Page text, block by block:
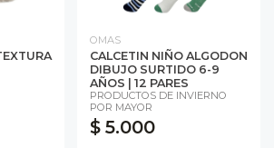
OMAS
CALCETIN NIÑO ALGODON
DIBUJO SURTIDO 6-9
AÑOS | 12 PARES
PRODUCTOS DE INVIERNO
POR MAYOR
$ 5.000